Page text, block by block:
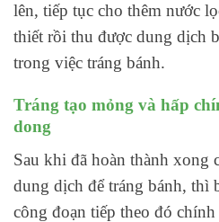
lên, tiếp tục cho thêm nước
thiết rồi thu được dung dịch
trong việc tráng bánh.
Tráng tạo mỏng và hấp
dong
Sau khi đã hoàn thành xong
dung dịch để tráng bánh, thì
công đoạn tiếp theo đó chính